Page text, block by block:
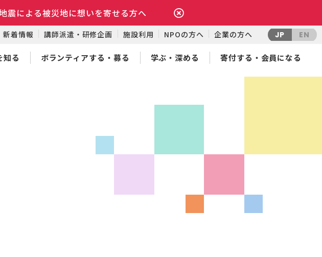
震による被災地に想いを寄せる方へ
新着情報 講師派遣・研修企画 施設利用 NPOの方へ 企業の方へ JP EN
知る ボランティアする・募る 学ぶ・深める 寄付する・会員になる